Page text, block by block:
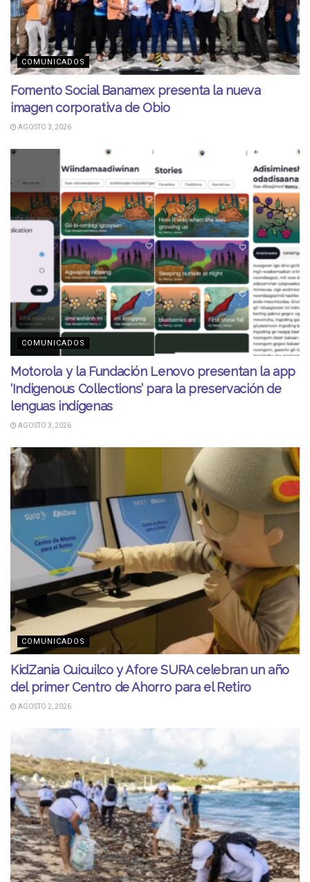
COMUNICADOS
Fomento Social Banamex presenta la nueva
imagen corporativa de Obio
AGOSTO 3, 2026
COMUNICADOS
Motorola y la Fundación Lenovo presentan la app
‘Indigenous Collections’ para la preservación de
lenguas indígenas
AGOSTO 3, 2026
COMUNICADOS
KidZania Cuicuilco y Afore SURA celebran un año
del primer Centro de Ahorro para el Retiro
AGOSTO 2, 2026